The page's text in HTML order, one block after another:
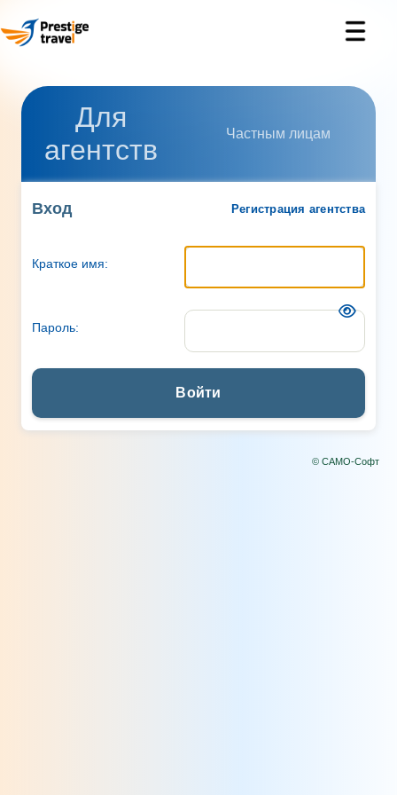
Для
агентств
Частным лицам
Вход Регистрация агентства
Краткое имя:
Пароль:
Войти
© САМО-Софт